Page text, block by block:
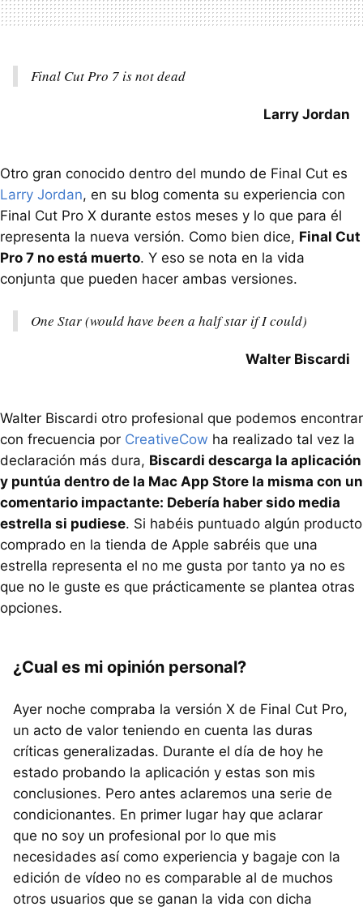
Final Cut Pro 7 is not dead
Larry Jordan
Otro gran conocido dentro del mundo de Final Cut es
Larry Jordan, en su blog comenta su experiencia con
Final Cut Pro X durante estos meses y lo que para él
representa la nueva versión. Como bien dice, Final Cut
Pro 7 no está muerto. Y eso se nota en la vida
conjunta que pueden hacer ambas versiones.
One Star (would have been a half star if I could)
Walter Biscardi
Walter Biscardi otro profesional que podemos encontrar
con frecuencia por CreativeCow ha realizado tal vez la
declaración más dura, Biscardi descarga la aplicación
y puntúa dentro de la Mac App Store la misma con un
comentario impactante: Debería haber sido media
estrella si pudiese. Si habéis puntuado algún producto
comprado en la tienda de Apple sabréis que una
estrella representa el no me gusta por tanto ya no es
que no le guste es que prácticamente se plantea otras
opciones.
¿Cual es mi opinión personal?
Ayer noche compraba la versión X de Final Cut Pro,
un acto de valor teniendo en cuenta las duras
críticas generalizadas. Durante el día de hoy he
estado probando la aplicación y estas son mis
conclusiones. Pero antes aclaremos una serie de
condicionantes. En primer lugar hay que aclarar
que no soy un profesional por lo que mis
necesidades así como experiencia y bagaje con la
edición de vídeo no es comparable al de muchos
otros usuarios que se ganan la vida con dicha